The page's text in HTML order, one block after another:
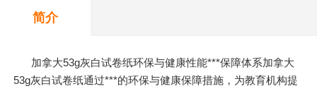
简介
加拿大53g灰白试卷纸环保与健康性能***保障体系加拿大
53g灰白试卷纸通过***的环保与健康保障措施，为教育机构提